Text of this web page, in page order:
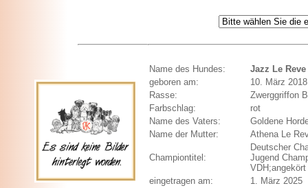
Name des Hundes:
Jazz Le
geboren am:
10. März 2018
Rasse:
Zwerggriffon
Farbschlag:
rot
Name des Vaters:
Goldene
Name der Mutter:
Athena Le
Championtitel:
Deutscher
Jugend
VDH;angekört
eingetragen am:
1. März 2025